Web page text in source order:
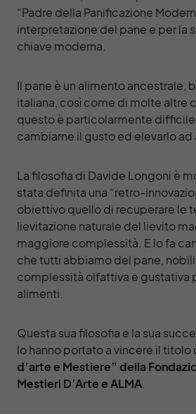
“Padre della Panificazione
interpretazione del pane e per la
chiave moderna.
Il pane è un alimento ancestrale,
italiana, così come di molte altre
questo è particolarmente difficile
cambiarne il gusto ed elevarlo ad
La filosofia di Davide Longoni è
stata definita una “retro-
obiettivo quello di recuperare le
lievitazione naturale del lievito
maggiore complessità. E lo fa
che tutti abbiamo del pane,
complessità olfattiva e gustativa
alimenti.
Questa sua filosofia e la sua
lo hanno portato a vincere il titolo
d’arte e Mestiere” della
Mestieri D’Arte e ALMA